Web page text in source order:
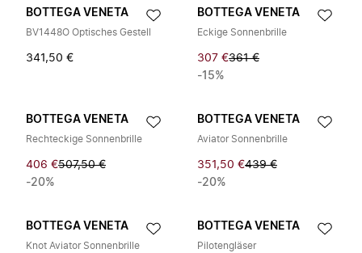
BOTTEGA VENETA
BV1448O Optisches Gestell
341,50 €
BOTTEGA VENETA
Eckige Sonnenbrille
307 €361 €
-15%
BOTTEGA VENETA
Rechteckige Sonnenbrille
406 €507,50 €
-20%
BOTTEGA VENETA
Aviator Sonnenbrille
351,50 €439 €
-20%
BOTTEGA VENETA
Knot Aviator Sonnenbrille
BOTTEGA VENETA
Pilotengläser